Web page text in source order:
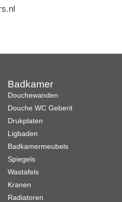
Badkamer
Douchewanden
Douche WC Geberit
Drukplaten
Ligbaden
Badkamermeubels
Spiegels
Wastafels
Kranen
Radiatoren